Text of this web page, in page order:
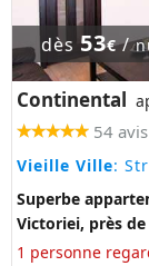
dès 53€/
Continental
54 avis
Vieille Ville:
Superbe
Victoriei, près
1 personne